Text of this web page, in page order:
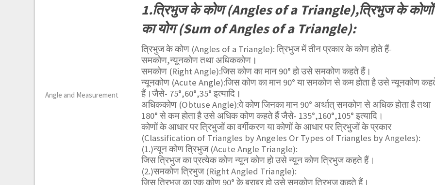
1.त्रिभुज के कोण (Angles of a Triangle),त्रिभुज के कोणों
का योग (Sum of Angles of a Triangle):
त्रिभुज के कोण (Angles of a Triangle): त्रिभुज में तीन प्रकार के कोण होते हैं-
समकोण,न्यूनकोण तथा अधिककोण।
समकोण (Right Angle):जिस कोण का मान 90° हो उसे समकोण कहते हैं।
न्यूनकोण (Acute Angle):जिस कोण का मान 90° या समकोण से कम होता है उसे न्यूनकोण
हैं।जैसे- 75°,60°,35° इत्यादि।
अधिककोण (Obtuse Angle):वे कोण जिनका मान 90° अर्थात् समकोण से अधिक होता है तथा
180° से कम होता है उसे अधिक कोण कहते हैं जैसे- 135°,160°,105° इत्यादि।
कोणों के आधार पर त्रिभुजों का वर्गीकरण या कोणों के आधार पर त्रिभुजों के प्रकार
(Classification of Triangles by Angeles Or Types of Triangles by Angeles):
(1.)न्यून कोण त्रिभुज (Acute Angle Triangle):
जिस त्रिभुज का प्रत्येक कोण न्यून कोण हो उसे न्यून कोण त्रिभुज कहते हैं।
(2.)समकोण त्रिभुज (Right Angled Triangle):
जिस त्रिभुज का एक कोण 90° के बराबर हो उसे समकोण त्रिभुज कहते हैं।
Angle and Measurement